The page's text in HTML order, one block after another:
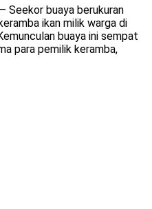
– Seekor buaya berukuran
ikan milik warga di
buaya ini sempat
para pemilik keramba,